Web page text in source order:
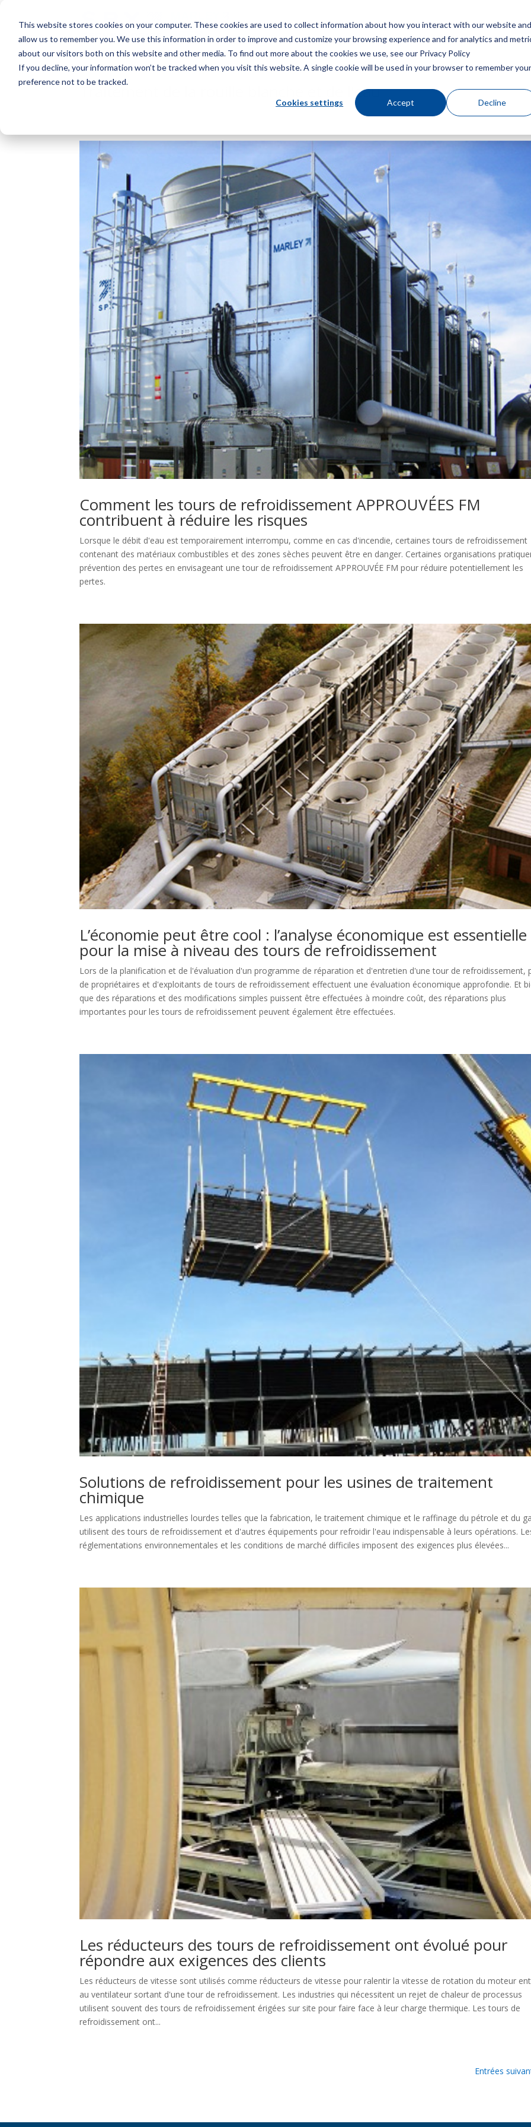
This website stores cookies on your computer. These cookies are used to collect information about how you interact with our website and
allow us to remember you. We use this information in order to improve and customize your browsing experience and for analytics and
about our visitors both on this website and other media. To find out more about the cookies we use, see our Privacy Policy
If you decline, your information won’t be tracked when you visit this website. A single cookie will be used in your browser to remember your
preference not to be tracked.
Cookies settings Accept Decline
Menu
Traitement de la rouille blanche et de l'eau
Comment les tours de refroidissement APPROUVÉES FM
contribuent à réduire les risques
Lorsque le débit d'eau est temporairement interrompu, comme en cas d'incendie, certaines tours de refroidissement
contenant des matériaux combustibles et des zones sèches peuvent être en danger. Certaines organisations
prévention des pertes en envisageant une tour de refroidissement APPROUVÉE FM pour réduire potentiellement les
pertes.
L’économie peut être cool : l’analyse économique est essentielle
pour la mise à niveau des tours de refroidissement
Lors de la planification et de l'évaluation d'un programme de réparation et d'entretien d'une tour de refroidissement,
de propriétaires et d'exploitants de tours de refroidissement effectuent une évaluation économique approfondie. Et
que des réparations et des modifications simples puissent être effectuées à moindre coût, des réparations plus
importantes pour les tours de refroidissement peuvent également être effectuées.
Solutions de refroidissement pour les usines de traitement
chimique
Les applications industrielles lourdes telles que la fabrication, le traitement chimique et le raffinage du pétrole et du
utilisent des tours de refroidissement et d'autres équipements pour refroidir l'eau indispensable à leurs opérations.
réglementations environnementales et les conditions de marché difficiles imposent des exigences plus élevées...
Les réducteurs des tours de refroidissement ont évolué pour
répondre aux exigences des clients
Les réducteurs de vitesse sont utilisés comme réducteurs de vitesse pour ralentir la vitesse de rotation du moteur
au ventilateur sortant d'une tour de refroidissement. Les industries qui nécessitent un rejet de chaleur de processus
utilisent souvent des tours de refroidissement érigées sur site pour faire face à leur charge thermique. Les tours de
refroidissement ont...
Entrées